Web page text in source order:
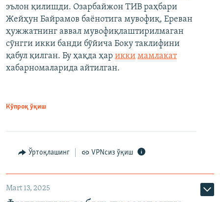
эълон қилишди. Озарбайжон ТИВ раҳбари
Жейҳун Байрамов баёнотига мувофиқ, Ереван
ҳужжатнинг аввал мувофиқлаштирилмаган
сўнгги икки банди бўйича Боку таклифини
қабул қилган. Бу ҳақда ҳар икки мамлакат
хабарномаларида айтилган.
Кўпроқ ўқиш
Ўртоқлашинг VPNсиз ўқиш
Mart 13, 2025